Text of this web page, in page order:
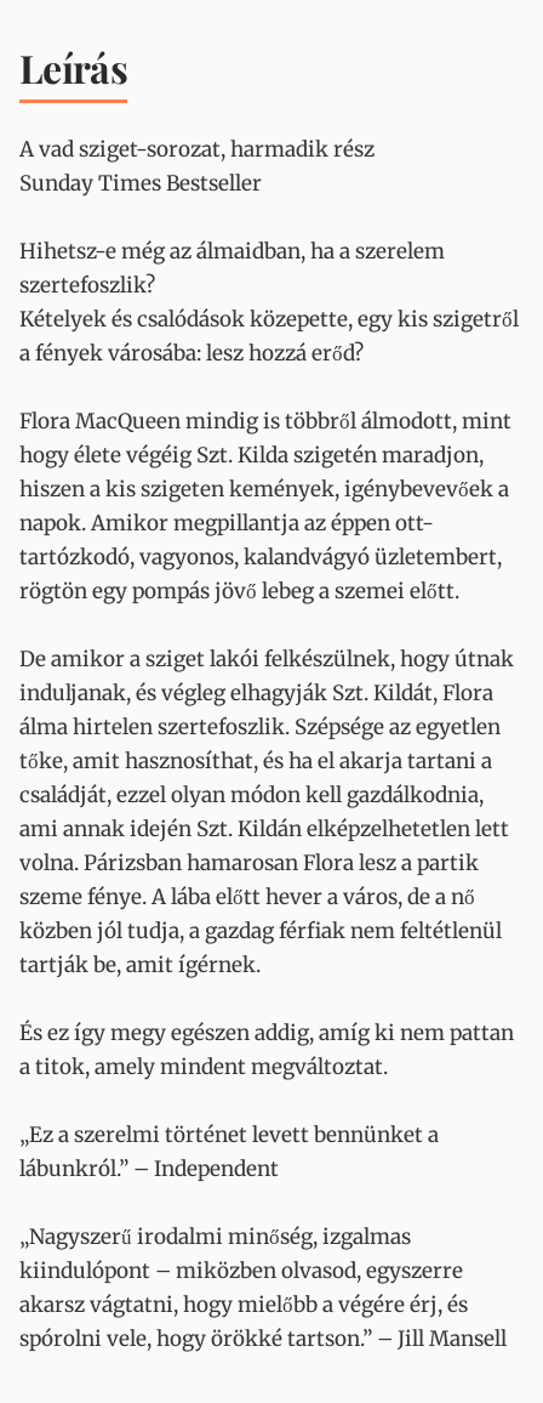
Leírás
A vad sziget-sorozat, harmadik rész
Sunday Times Bestseller
Hihetsz-e még az álmaidban, ha a szerelem
szertefoszlik?
Kételyek és csalódások közepette, egy kis szigetről
a fények városába: lesz hozzá erőd?
Flora MacQueen mindig is többről álmodott, mint
hogy élete végéig Szt. Kilda szigetén maradjon,
hiszen a kis szigeten kemények, igénybevevőek a
napok. Amikor megpillantja az éppen ott-
tartózkodó, vagyonos, kalandvágyó üzletembert,
rögtön egy pompás jövő lebeg a szemei előtt.
De amikor a sziget lakói felkészülnek, hogy útnak
induljanak, és végleg elhagyják Szt. Kildát, Flora
álma hirtelen szertefoszlik. Szépsége az egyetlen
tőke, amit hasznosíthat, és ha el akarja tartani a
családját, ezzel olyan módon kell gazdálkodnia,
ami annak idején Szt. Kildán elképzelhetetlen lett
volna. Párizsban hamarosan Flora lesz a partik
szeme fénye. A lába előtt hever a város, de a nő
közben jól tudja, a gazdag férfiak nem feltétlenül
tartják be, amit ígérnek.
És ez így megy egészen addig, amíg ki nem pattan
a titok, amely mindent megváltoztat.
„Ez a szerelmi történet levett bennünket a
lábunkról.” – Independent
„Nagyszerű irodalmi minőség, izgalmas
kiindulópont – miközben olvasod, egyszerre
akarsz vágtatni, hogy mielőbb a végére érj, és
spórolni vele, hogy örökké tartson.” – Jill Mansell